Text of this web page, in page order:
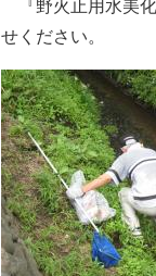
『野火止用水美
せください。